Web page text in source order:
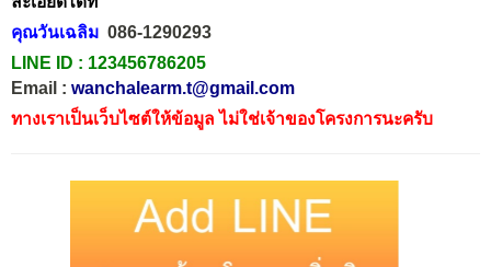
คุณวันเฉลิม 086-1290293
LINE ID : 123456786205
Email : wanchalearm.t@gmail.com
ทางเราเป็นเว็บไซต์ให้ข้อมูล ไม่ใช่เจ้าของโครงการนะครับ